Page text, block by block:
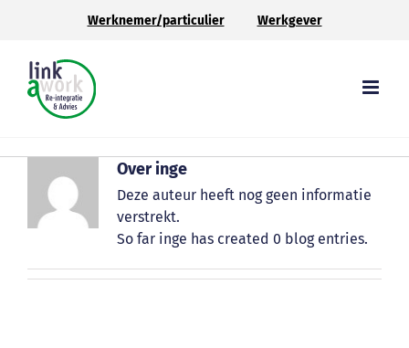
Werknemer/particulier Werkgever
Overinge
Deze auteur heeft nog geen informatie
verstrekt.
So far inge has created 0 blog entries.